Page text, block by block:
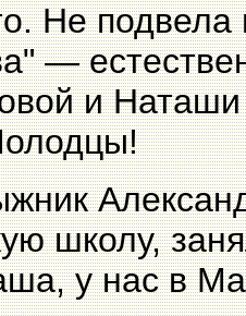
Не
—
и
школу,
у нас в